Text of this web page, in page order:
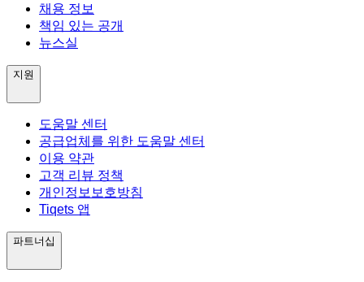
채용 정보
책임 있는 공개
뉴스실
지원
도움말 센터
공급업체를 위한 도움말 센터
이용 약관
고객 리뷰 정책
개인정보보호방침
Tiqets 앱
파트너십